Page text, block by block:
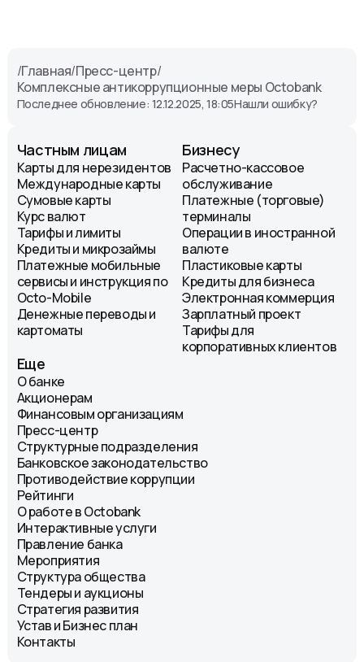
/Главная/Пресс-центр/
Комплексные антикоррупционные меры Octobank
Последнее обновление: 12.12.2025, 18:05Нашли ошибку?
Частным лицам
Карты для нерезидентов
Международные карты
Сумовые карты
Курс валют
Тарифы и лимиты
Кредиты и микрозаймы
Платежные мобильные
сервисы и инструкция по
Octo-Mobile
Денежные переводы и
картоматы
Бизнесу
Расчетно-кассовое
обслуживание
Платежные (торговые)
терминалы
Операции в иностранной
валюте
Пластиковые карты
Кредиты для бизнеса
Электронная коммерция
Зарплатный проект
Тарифы для
корпоративных клиентов
Еще
О банке
Акционерам
Финансовым организациям
Пресс-центр
Структурные подразделения
Банковское законодательство
Противодействие коррупции
Рейтинги
О работе в Octobank
Интерактивные услуги
Правление банка
Мероприятия
Структура общества
Тендеры и аукционы
Стратегия развития
Устав и Бизнес план
Контакты